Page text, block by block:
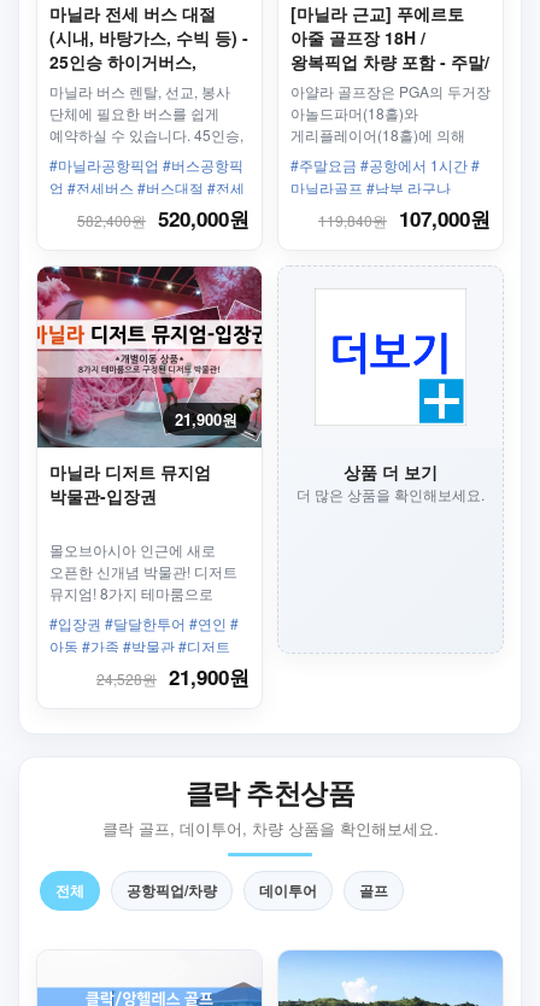
마닐라 전세 버스 대절
(시내, 바탕가스, 수빅 등) -
25인승 하이거버스,
45인승, 디럭스 리무진
27인승
마닐라 버스 렌탈, 선교, 봉사
단체에 필요한 버스를 쉽게
예약하실 수 있습니다. 45인승,
27인승 리무진 버스, 미니 버스
등이 준비되어 있습니다.
#마닐라공항픽업 #버스공항픽
업 #전세버스 #버스대절 #전세
582,400원 520,000원
[마닐라 근교] 푸에르토
아줄 골프장 18H /
왕복픽업 차량 포함 - 주말/
휴일
아얄라 골프장은 PGA의 두거장
아놀드파머(18홀)와
게리플레이어(18홀)에 의해
설계된 36홀의 골프장
#주말요금 #공항에서 1시간 #
마닐라골프 #남부 라구나
119,840원
107,000원
21,900원
마닐라 디저트 뮤지엄
박물관-입장권
몰오브아시아 인근에 새로
오픈한 신개념 박물관! 디저트
뮤지엄! 8가지 테마룸으로
구성되어 있습니다. 5~6가지
디저트도 즐기세요!
#입장권 #달달한투어 #연인 #
아동 #가족 #박물관 #디저트
24,528원 21,900원
상품 더 보기
더 많은 상품을 확인해보세요.
클락 추천상품
클락 골프, 데이투어, 차량 상품을 확인해보세요.
전체 공항픽업/차량 데이투어 골프